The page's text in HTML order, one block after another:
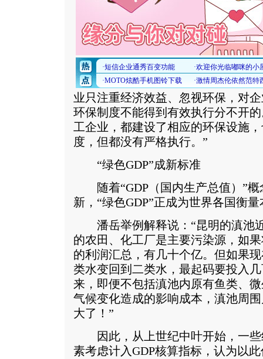
业只注重经济效益、忽视环保，对
环保制度不能得到有效执行分不开
工企业，都建设了相应的环保设施
度，但都没有严格执行。”
“绿色GDP”成新标准
随着“GDP（国内生产总值）”概
新，“绿色GDP”正成为世界各国衡
潘岳举例解释说：“昆明的滇池
的农田、化工厂是主要污染源，如
的利润汇总，有几十个亿。但如果
类水变回到二类水，最起码要投入
来，即便不包括滇池内原有鱼类、
气候变化造成的影响成本，滇池周
大了！”
因此，从上世纪中叶开始，一些
素考虑计入GDP核算指标，认为以